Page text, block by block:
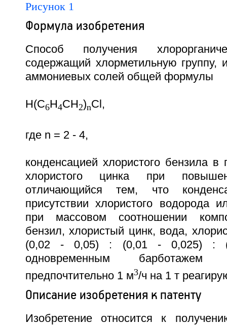
Рисунок 1
Формула изобретения
Способ получения
содержащий хлорметильную группу,
аммониевых солей общей формулы
H(C6H 4CH 2)nCl,
где n = 2 - 4,
конденсацией хлористого бензила в
хлористого цинка при
отличающийся тем, что
присутствии хлористого водорода
при массовом соотношении
бензил, хлористый цинк, вода,
(0,02 - 0,05) : (0,01 - 0,025) :
одновременным барботажем
предпочтительно 1 м3/ч на 1 т
Описание изобретения к патенту
Изобретение относится к